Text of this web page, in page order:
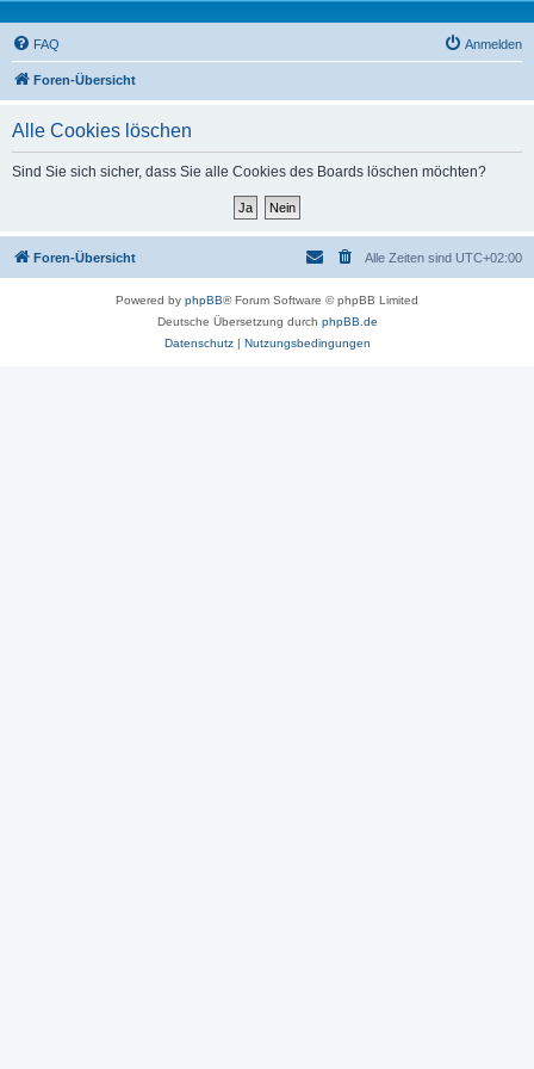
FAQ Anmelden
Foren-Übersicht
Alle Cookies löschen
Sind Sie sich sicher, dass Sie alle Cookies des Boards löschen möchten?
Foren-Übersicht Alle Zeiten sind UTC+02:00
Powered by phpBB® Forum Software © phpBB Limited
Deutsche Übersetzung durch phpBB.de
Datenschutz| Nutzungsbedingungen